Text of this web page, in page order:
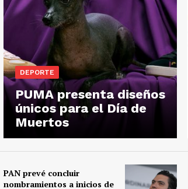
DEPORTE
PUMA presenta diseños
únicos para el Día de
Muertos
PAN prevé concluir
nombramientos a inicios de